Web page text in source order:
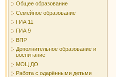
Общее образование
Семейное образование
ГИА 11
ГИА 9
ВПР
Дополнительное образование и
воспитание
МОЦ ДО
Работа с одарёнными детьми